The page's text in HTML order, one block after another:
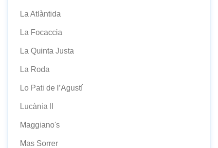
La Atlàntida
La Focaccia
La Quinta Justa
La Roda
Lo Pati de l’Agustí
Lucània II
Maggiano's
Mas Sorrer